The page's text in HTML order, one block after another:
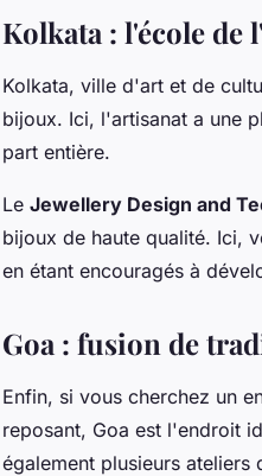
Kolkata : l'école de
Kolkata, ville d'art et de
bijoux. Ici, l'artisanat a une
part entière.
Le Jewellery Design and
bijoux de haute qualité. Ici,
en étant encouragés à
Goa : fusion de
Enfin, si vous cherchez un
reposant, Goa est l'endroit
également plusieurs